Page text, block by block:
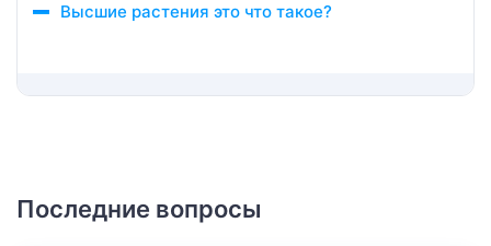
Высшие растения это что такое?
Последние вопросы